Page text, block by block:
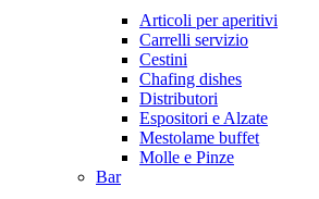
Articoli per aperitivi
Carrelli servizio
Cestini
Chafing dishes
Distributori
Espositori e Alzate
Mestolame buffet
Molle e Pinze
Bar